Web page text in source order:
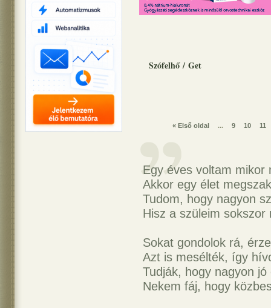
Szófelhő / Get
« Első oldal ... 9 10 11
Egy éves voltam mikor
Akkor egy élet
Tudom, hogy nagyon
Hisz a szüleim sokszor
Sokat gondolok rá,
Azt is mesélték, így
Tudják, hogy nagyon
Nekem fáj, hogy